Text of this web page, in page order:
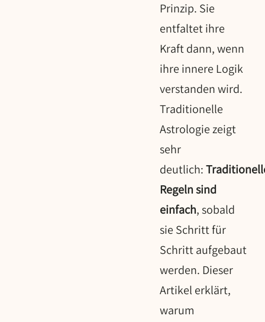
Prinzip. Sie
entfaltet ihre
Kraft dann, wenn
ihre innere Logik
verstanden wird.
Traditionelle
Astrologie zeigt
sehr
deutlich:
Regeln sind
einfach, sobald
sie Schritt für
Schritt aufgebaut
werden. Dieser
Artikel erklärt,
warum